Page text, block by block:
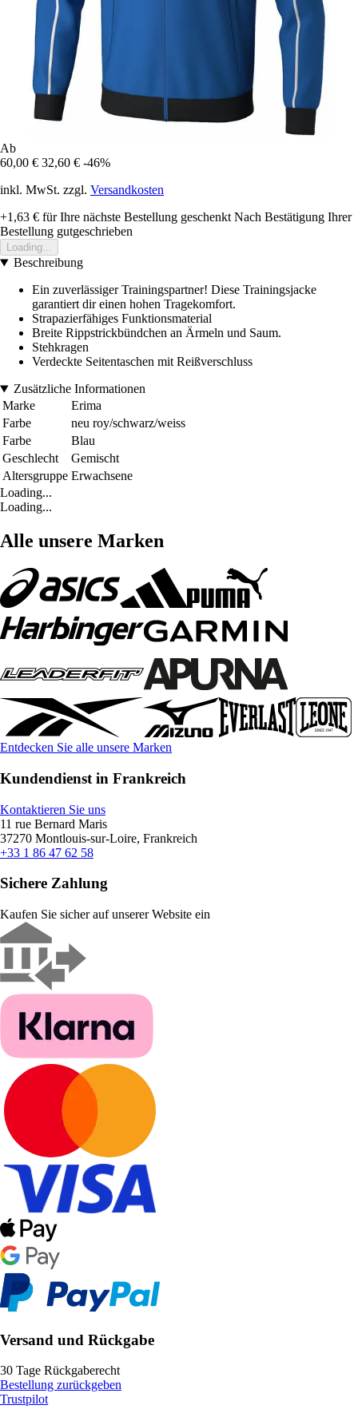
Ab
60,00 € 32,60 € -46%
inkl. MwSt. zzgl. Versandkosten
+1,63 € für Ihre nächste Bestellung geschenkt Nach Bestätigung Ihrer
Bestellung gutgeschrieben
Loading...
Beschreibung
Ein zuverlässiger Trainingspartner! Diese Trainingsjacke
garantiert dir einen hohen Tragekomfort.
Strapazierfähiges Funktionsmaterial
Breite Rippstrickbündchen an Ärmeln und Saum.
Stehkragen
Verdeckte Seitentaschen mit Reißverschluss
Zusätzliche Informationen
Marke
Erima
Farbe
neu roy/schwarz/weiss
Farbe
Blau
Geschlecht
Gemischt
Altersgruppe Erwachsene
Loading...
Loading...
Alle unsere Marken
Entdecken Sie alle unsere Marken
Kundendienst in Frankreich
Kontaktieren Sie uns
11 rue Bernard Maris
37270 Montlouis-sur-Loire, Frankreich
+33 1 86 47 62 58
Sichere Zahlung
Kaufen Sie sicher auf unserer Website ein
Versand und Rückgabe
30 Tage Rückgaberecht
Bestellung zurückgeben
Trustpilot